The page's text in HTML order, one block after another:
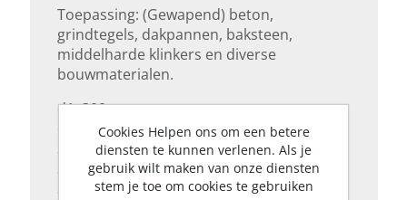
Toepassing: (Gewapend) beton,
grindtegels, dakpannen, baksteen,
middelharde klinkers en diverse
bouwmaterialen.
d1: 300
d6: 20,0
Sh: 10
Sw: 3,0
St./VE: 1
Cookies Helpen ons om een betere
diensten te kunnen verlenen. Als je
gebruik wilt maken van onze diensten
stem je toe om cookies te gebruiken